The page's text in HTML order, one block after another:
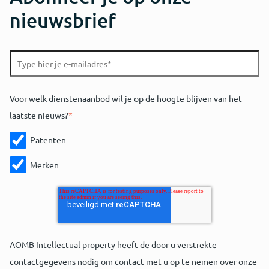
nieuwsbrief
Voor welk dienstenaanbod wil je op de hoogte blijven van het
laatste nieuws?*
Patenten
Merken
AOMB Intellectual property heeft de door u verstrekte
contactgegevens nodig om contact met u op te nemen over onze